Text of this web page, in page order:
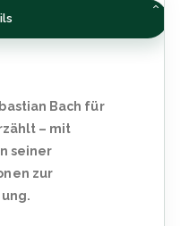
Bach für
– mit
seiner
zur